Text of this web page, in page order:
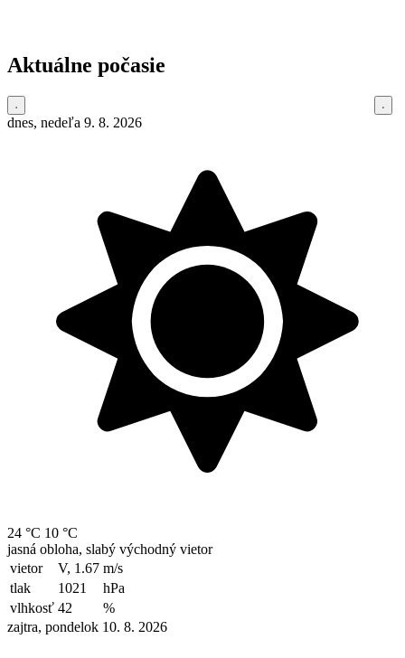
Aktuálne počasie
dnes, nedeľa 9. 8. 2026
24 °C 10 °C
jasná obloha, slabý východný vietor
vietor
V, 1.67 m/s
tlak
1021
hPa
vlhkosť 42
%
zajtra, pondelok 10. 8. 2026